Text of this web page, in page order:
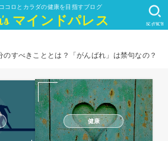
コロとカラダの健康を目指すブログ
マインドパレス SEARCH
すべきこととは？「がんばれ」は禁句なの？
健康